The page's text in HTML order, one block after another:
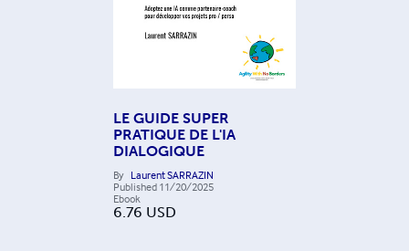
LE GUIDE SUPER
PRATIQUE DE L'IA
DIALOGIQUE
By Laurent SARRAZIN
Published 11/20/2025
Ebook
6.76 USD